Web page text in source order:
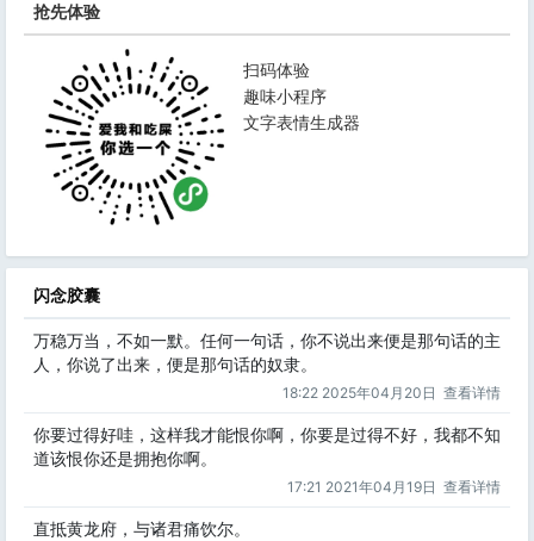
抢先体验
扫码体验
趣味小程序
文字表情生成器
闪念胶囊
万稳万当，不如一默。任何一句话，你不说出来便是那句话的主
人，你说了出来，便是那句话的奴隶。
18:22 2025年04月20日 查看详情
你要过得好哇，这样我才能恨你啊，你要是过得不好，我都不知
道该恨你还是拥抱你啊。
17:21 2021年04月19日 查看详情
直抵黄龙府，与诸君痛饮尔。